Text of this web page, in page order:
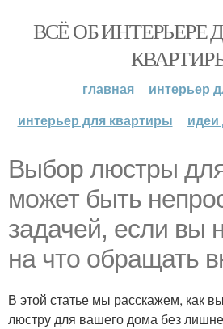
ВСЁ ОБ ИНТЕРЬЕРЕ
главная
интерьер
интерьер для квартиры
идеи
Выбор люстры
может быть
задачей, если вы
на что обращать
В этой статье мы расскажем, как
люстру для вашего дома без